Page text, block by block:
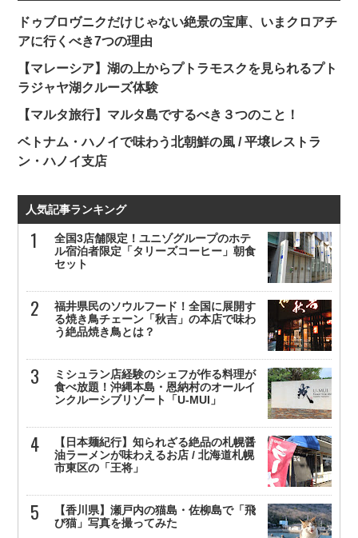
ドゥブロヴニクだけじゃない絶景の宝庫、いまクロアチ
アに行くべき7つの理由
【マレーシア】湖の上からプトラモスクを見られるプト
ラジャヤ湖クルーズ体験
【マルタ旅行】マルタ島でするべき３つのこと！
ベトナム・ハノイで味わう北朝鮮の風 / 平壌レストラ
ン・ハノイ支店
人気記事ランキング
全国3店舗限定！ユニゾグループのホテ
ル宿泊者限定「タリーズコーヒー」朝食
セット
福井県民のソウルフード！全国に展開す
る焼き鳥チェーン「秋吉」の本店で味わ
う絶品焼き鳥とは？
ミシュラン店経験のシェフが作る料理が
食べ放題！沖縄本島・恩納村のオールイ
ンクルーシブリゾート「U-MUI」
【日本麺紀行】知られざる絶品の札幌醤
油ラーメンが味わえるお店 / 北海道札幌
市東区の「王将」
【香川県】瀬戸内の猫島・佐柳島で「飛
び猫」写真を撮ってみた